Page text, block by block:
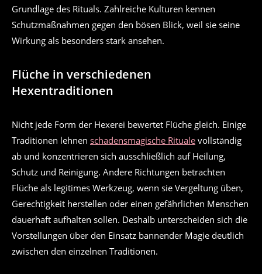
Grundlage des Rituals. Zahlreiche Kulturen kennen
Schutzmaßnahmen gegen den bösen Blick, weil sie seine
Wirkung als besonders stark ansehen.
Flüche in verschiedenen
Hexentraditionen
Nicht jede Form der Hexerei bewertet Flüche gleich. Einige
Traditionen lehnen schadensmagische Rituale vollständig
ab und konzentrieren sich ausschließlich auf Heilung,
Schutz und Reinigung. Andere Richtungen betrachten
Flüche als legitimes Werkzeug, wenn sie Vergeltung üben,
Gerechtigkeit herstellen oder einen gefährlichen Menschen
dauerhaft aufhalten sollen. Deshalb unterscheiden sich die
Vorstellungen über den Einsatz bannender Magie deutlich
zwischen den einzelnen Traditionen.